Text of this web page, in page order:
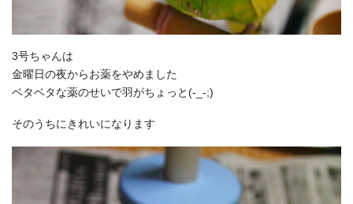
3号ちゃんは
金曜日の夜からお薬をやめました
ベタベタな薬のせいで羽がちょっと(-_-;)
そのうちにきれいになります